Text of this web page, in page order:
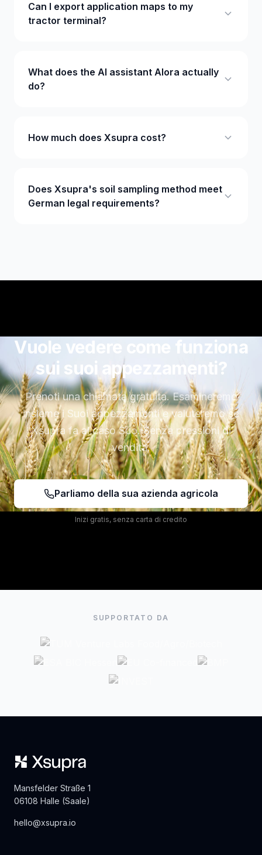
Can I export application maps to my
tractor terminal?
What does the AI assistant Alora actually
do?
How much does Xsupra cost?
Does Xsupra's soil sampling method meet
German legal requirements?
Vuole vedere come funziona
sui suoi appezzamenti?
Prenoti una chiamata gratuita. Esamineremo
insieme i Suoi appezzamenti e valuteremo se
Xsupra fa al caso Suo. Senza pressioni di
vendita.
Parliamo della sua azienda agricola
Inizi gratis, senza carta di credito
SUPPORTATO DA
Mansfelder Straße 1
06108 Halle (Saale)
hello@xsupra.io